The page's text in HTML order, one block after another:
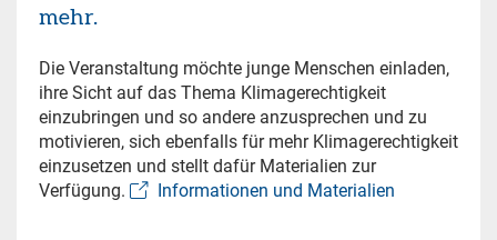
mehr.
Die Veranstaltung möchte junge Menschen einladen,
ihre Sicht auf das Thema Klimagerechtigkeit
einzubringen und so andere anzusprechen und zu
motivieren, sich ebenfalls für mehr Klimagerechtigkeit
einzusetzen und stellt dafür Materialien zur
Verfügung.
Informationen und Materialien